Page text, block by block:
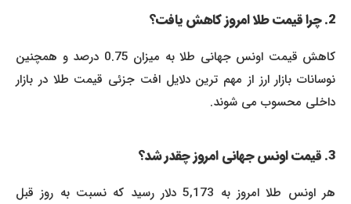
کاهش قیمت اونس جهانی طلا به میزان 0.75 درصد و همچنین
نوسانات بازار ارز از مهم ترین دلایل افت جزئی قیمت طلا در بازار
داخلی محسوب می شوند.
هر اونس طلا امروز به 5,173 دلار رسید که نسبت به روز قبل